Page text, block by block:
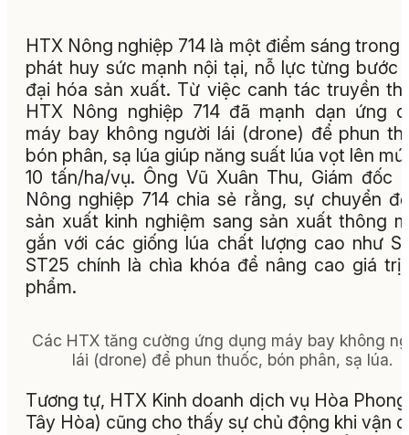
HTX Nông nghiệp 714 là một điểm sáng trong
phát huy sức mạnh nội tại, nỗ lực từng bước
đại hóa sản xuất. Từ việc canh tác truyền
HTX Nông nghiệp 714 đã mạnh dạn ứng
máy bay không người lái (drone) để phun
bón phân, sạ lúa giúp năng suất lúa vọt lên
10 tấn/ha/vụ. Ông Vũ Xuân Thu, Giám đốc
Nông nghiệp 714 chia sẻ rằng, sự chuyển
sản xuất kinh nghiệm sang sản xuất thông
gắn với các giống lúa chất lượng cao như
ST25 chính là chìa khóa để nâng cao giá trị
phẩm.
Các HTX tăng cường ứng dụng máy bay không
lái (drone) để phun thuốc, bón phân, sạ lúa.
Tương tự, HTX Kinh doanh dịch vụ Hòa
Tây Hòa) cũng cho thấy sự chủ động khi vận